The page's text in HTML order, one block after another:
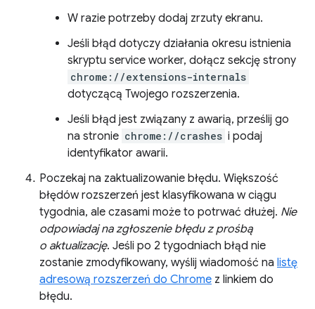
W razie potrzeby dodaj zrzuty ekranu.
Jeśli błąd dotyczy działania okresu istnienia
skryptu service worker, dołącz sekcję strony
chrome://extensions-internals
dotyczącą Twojego rozszerzenia.
Jeśli błąd jest związany z awarią, prześlij go
na stronie chrome://crashes i podaj
identyfikator awarii.
Poczekaj na zaktualizowanie błędu. Większość
błędów rozszerzeń jest klasyfikowana w ciągu
tygodnia, ale czasami może to potrwać dłużej. Nie
odpowiadaj na zgłoszenie błędu z prośbą
o aktualizację. Jeśli po 2 tygodniach błąd nie
zostanie zmodyfikowany, wyślij wiadomość na listę
adresową rozszerzeń do Chrome z linkiem do
błędu.